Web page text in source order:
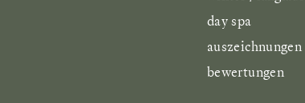
day spa
auszeichnungen
bewertungen